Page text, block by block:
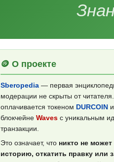
🪙 О проекте
Sberopedia — первая
модерации не скрыты от
оплачивается токеном DURCOIN
блокчейне Waves с уникальным
транзакции.
Это означает, что никто не
историю, откатить правку или